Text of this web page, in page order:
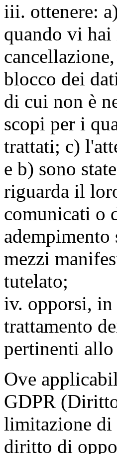
iii. ottenere:
quando vi hai
blocco dei
di cui non è
scopi per i
trattati; c)
e b) sono
riguarda il
comunicati o
mezzi
tutelato;
iv. opporsi,
trattamento
pertinenti
Ove
GDPR
limitazione di
diritto di